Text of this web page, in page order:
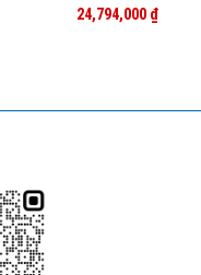
24,794,000 ₫